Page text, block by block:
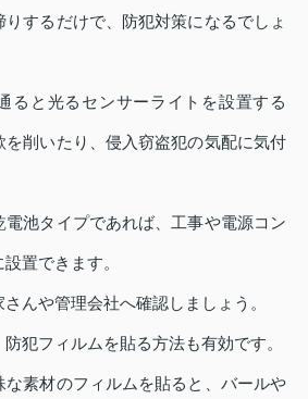
するだけで、防犯対策になるでしょ
ると光るセンサーライトを設置する
を削いたり、侵入窃盗犯の気配に気付
電池タイプであれば、工事や電源コン
置できます。
んや管理会社へ確認しましょう。
犯フィルムを貼る方法も有効です。
な素材のフィルムを貼ると、バールや